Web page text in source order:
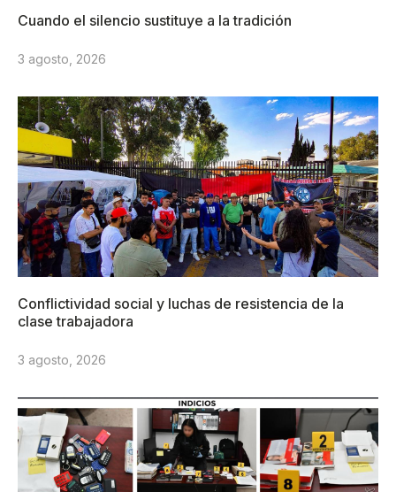
Cuando el silencio sustituye a la tradición
3 agosto, 2026
Conflictividad social y luchas de resistencia de la
clase trabajadora
3 agosto, 2026